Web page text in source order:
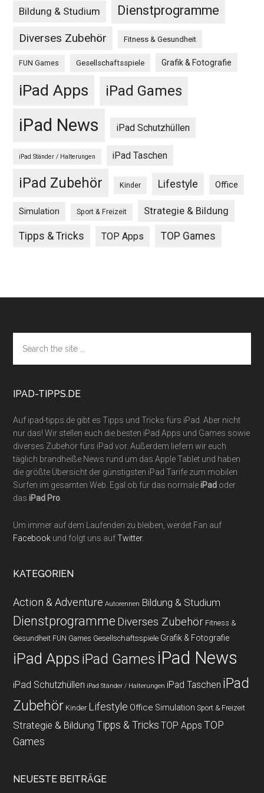
Bildung & Studium Dienstprogramme
Diverses Zubehör Fitness & Gesundheit
FUN Games Gesellschaftsspiele Grafik & Fotografie
iPad Apps iPad Games
iPad News iPad Schutzhüllen
iPad Ständer / Halterungen iPad Taschen
iPad Zubehör Kinder Lifestyle Office
Simulation Sport & Freizeit Strategie & Bildung
Tipps & Tricks TOP Apps TOP Games
Footer
the
site
IPAD-TIPPS.DE
Auf ipad-tipps.de gibt es Tipps und Tricks fürs iPad. Aber nicht
nur das! Wir stellen euch die besten iPad Apps und Games sowie
diverses Zubehör fürs iPad vor. Außerdem liefern wir euch
täglich brandheiße News rund um das Apple Tablet und haben
die größte Übersicht der günstigsten iPad Tarife zum mobilen
Surfen im gesamten Web. Egal ob für das normaleiPad oder
dasiPad Pro
Um immer auf dem Laufenden zu bleiben, werdet Fan auf
Facebook und folgt uns aufTwitter.
KATEGORIEN
Action & Adventure Autorennen Bildung & Studium
Dienstprogramme Diverses Zubehör Fitness &
Gesundheit FUN Games Gesellschaftsspiele Grafik & Fotografie
iPad Apps iPad Games iPad News
iPad Schutzhüllen iPad Ständer / Halterungen iPad Taschen iPad
Zubehör Kinder Lifestyle Office Simulation Sport & Freizeit
Strategie & Bildung Tipps & Tricks TOP Apps TOP
Games
NEUESTE BEITRÄGE